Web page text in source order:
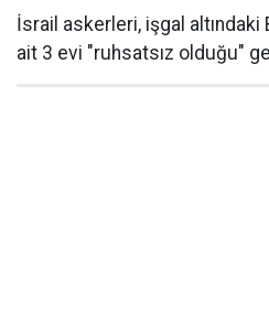
İsrail askerleri, işgal altındaki
ait 3 evi "ruhsatsız olduğu"